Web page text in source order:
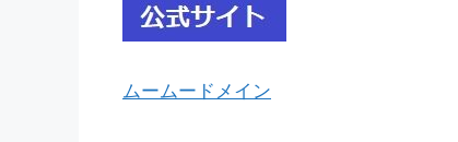
ムームードメイン